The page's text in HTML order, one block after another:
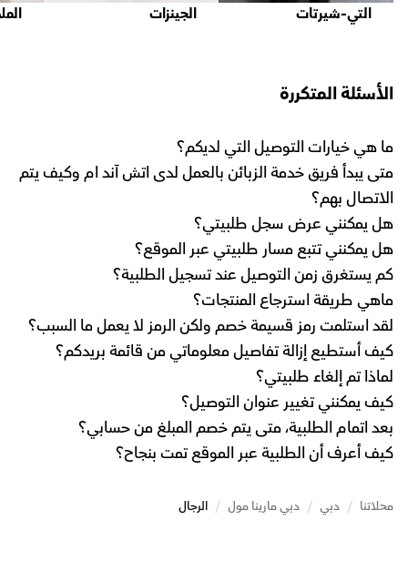
التي-شيرتات الجينزات
الأسئلة المتكررة
ما هي خيارات التوصيل التي لديكم؟
متى يبدأ فريق خدمة الزبائن بالعمل لدى اتش آند ام وكيف يتم
الاتصال بهم؟
هل يمكنني عرض سجل طلبيتي؟
هل يمكنني تتبع مسار طلبيتي عبر الموقع؟
كم يستغرق زمن التوصيل عند تسجيل الطلبية؟
ماهي طريقة استرجاع المنتجات؟
لقد استلمت رمز قسيمة خصم ولكن الرمز لا يعمل ما السبب؟
كيف أستطيع إزالة تفاصيل معلوماتي من قائمة بريدكم؟
لماذا تم إلغاء طلبيتي؟
كيف يمكنني تغيير عنوان التوصيل؟
بعد اتمام الطلبية، متى يتم خصم المبلغ من حسابي؟
كيف أعرف أن الطلبية عبر الموقع تمت بنجاح؟
محلاتنا / دبي / دبي مارينا مول / الرجال